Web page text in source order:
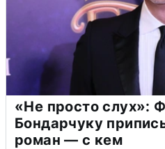
«Не просто слух»:
Бондарчуку
роман — с кем